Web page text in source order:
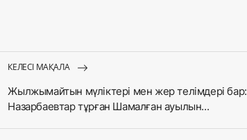
КЕЛЕСІ МАҚАЛА
Жылжымайтын мүліктері мен жер телімдері бар:
Назарбаевтар тұрған Шамалған ауылын...